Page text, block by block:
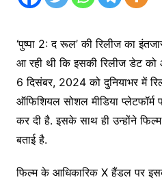
‘पुष्पा 2: द रूल’ की रिलीज का
आ रही थी कि इसकी रिलीज डेट को
6 दिसंबर, 2024 को दुनियाभर में
ऑफिशियल सोशल मीडिया
कर दी है. इसके साथ ही उन्होंने
बताई है.
फिल्म के आधिकारिक X हैंडल पर